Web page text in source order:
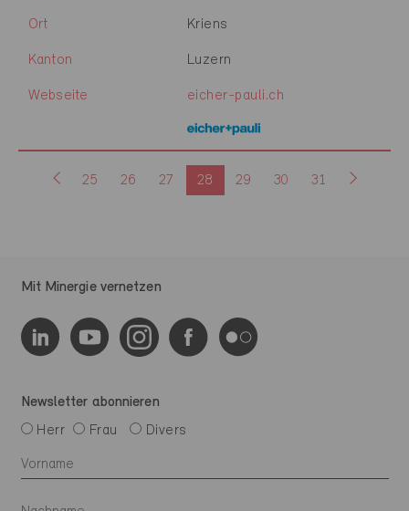
Ort Kriens
Kanton Luzern
Webseite eicher-pauli.ch
25 26 27 28 29 30 31
Mit Minergie vernetzen
Newsletter abonnieren
Herr
Frau Divers